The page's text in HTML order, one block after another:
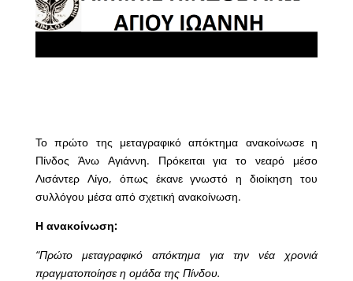
Το πρώτο της μεταγραφικό απόκτημα ανακοίνωσε η
Πίνδος Άνω Αγιάννη. Πρόκειται για το νεαρό μέσο
Λισάντερ Λίγο, όπως έκανε γνωστό η διοίκηση του
συλλόγου μέσα από σχετική ανακοίνωση.
Η ανακοίνωση:
“Πρώτο μεταγραφικό απόκτημα για την νέα χρονιά
πραγματοποίησε η ομάδα της Πίνδου.